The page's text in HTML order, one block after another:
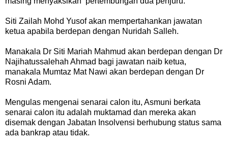
Siti Zailah Mohd Yusof akan mempertahankan jawatan
ketua apabila berdepan dengan Nuridah Salleh.
Manakala Dr Siti Mariah Mahmud akan berdepan dengan Dr
Najihatussalehah Ahmad bagi jawatan naib ketua,
manakala Mumtaz Mat Nawi akan berdepan dengan Dr
Rosni Adam.
Mengulas mengenai senarai calon itu, Asmuni berkata
senarai calon itu adalah muktamad dan mereka akan
disemak dengan Jabatan Insolvensi berhubung status sama
ada bankrap atau tidak.